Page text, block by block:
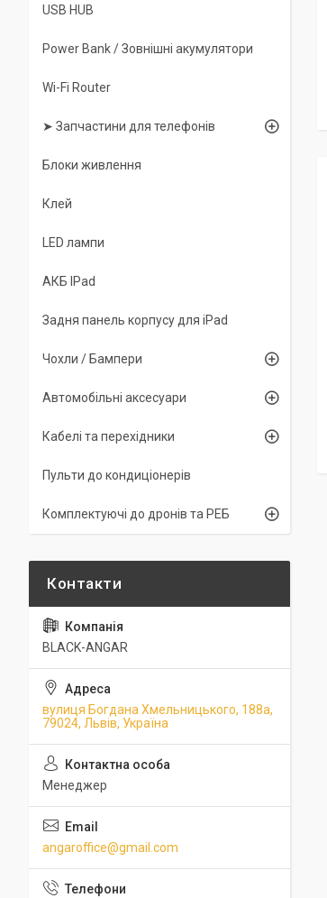
USB HUB
Power Bank / Зовнішні акумулятори
Wi-Fi Router
➤ Запчастини для телефонів
Блоки живлення
Клей
LED лампи
АКБ IPad
Задня панель корпусу для iPad
Чохли / Бампери
Автомобільні аксесуари
Кабелі та перехідники
Пульти до кондиціонерів
Комплектуючі до дронів та РЕБ
BLACK-ANGAR
вулиця Богдана Хмельницького, 188а,
79024, Львів, Україна
Менеджер
angaroffice@gmail.com